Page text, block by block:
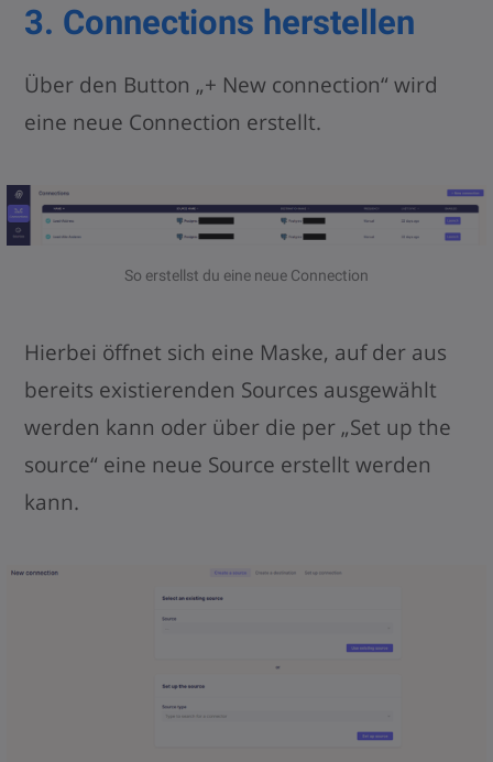
3. Connections herstellen
Über den Button „+ New connection“ wird
eine neue Connection erstellt.
So erstellst du eine neue Connection
Hierbei öffnet sich eine Maske, auf der aus
bereits existierenden Sources ausgewählt
werden kann oder über die per „Set up the
source“ eine neue Source erstellt werden
kann.